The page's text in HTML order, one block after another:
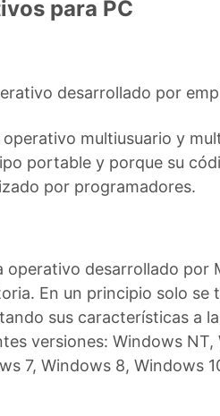
para PC
desarrollado por
multiusuario y
portable y porque su
por programadores.
operativo desarrollado
En un principio solo
sus características a
versiones: Windows
7, Windows 8, Windows